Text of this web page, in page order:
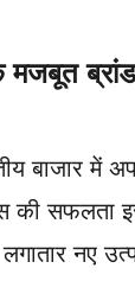
मजबूत
बाजार में
की सफलता
नए